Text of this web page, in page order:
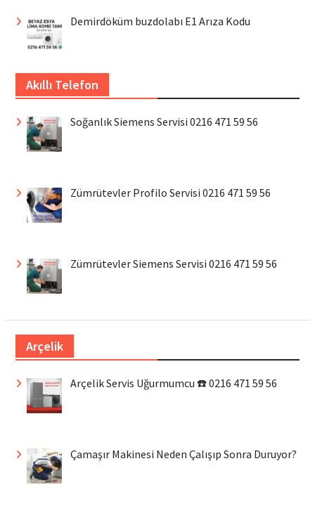
Demirdöküm buzdolabı E1 Arıza Kodu
Akıllı Telefon
Soğanlık Siemens Servisi 0216 471 59 56
Zümrütevler Profilo Servisi 0216 471 59 56
Zümrütevler Siemens Servisi 0216 471 59 56
Arçelik
Arçelik Servis Uğurmumcu ☎️ 0216 471 59 56
Çamaşır Makinesi Neden Çalışıp Sonra Duruyor?